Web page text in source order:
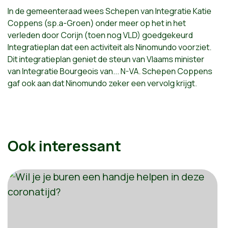
In de gemeenteraad wees Schepen van Integratie Katie
Coppens (sp.a-Groen) onder meer op het in het
verleden door Corijn (toen nog VLD) goedgekeurd
Integratieplan dat een activiteit als Ninomundo voorziet.
Dit integratieplan geniet de steun van Vlaams minister
van Integratie Bourgeois van... N-VA. Schepen Coppens
gaf ook aan dat Ninomundo zeker een vervolg krijgt.
Ook interessant